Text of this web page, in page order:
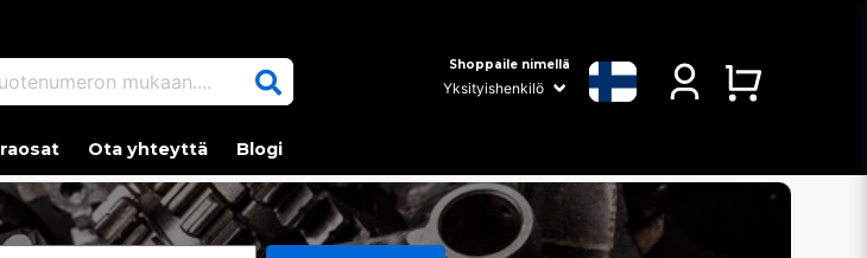
mukaan.... Shoppaile nimellä
Ota yhteyttä Blogi